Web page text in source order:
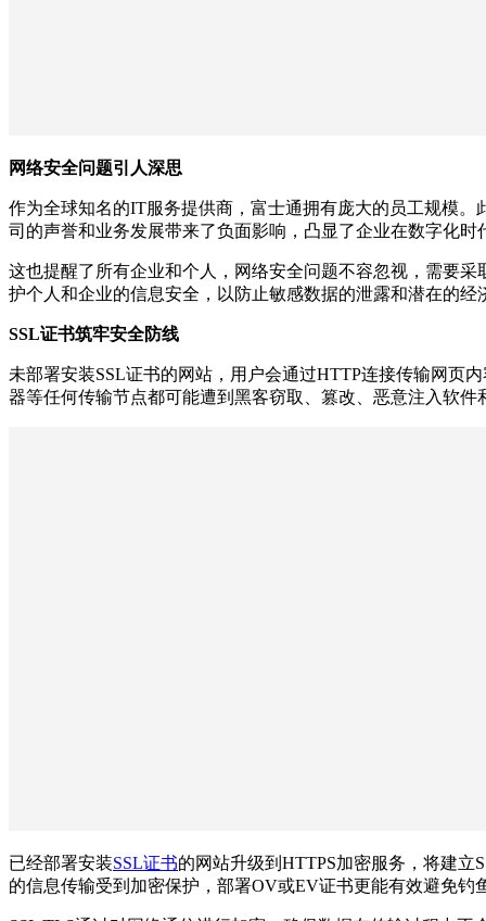
网络安全问题引人深思
作为全球知名的IT服务提供商，富士通拥有庞大的员工规模。
司的声誉和业务发展带来了负面影响，凸显了企业在数字化时
这也提醒了所有企业和个人，网络安全问题不容忽视，需要采
护个人和企业的信息安全，以防止敏感数据的泄露和潜在的经
SSL证书筑牢安全防线
未部署安装SSL证书的网站，用户会通过HTTP连接传输网页
器等任何传输节点都可能遭到黑客窃取、篡改、恶意注入软件
已经部署安装SSL证书的网站升级到HTTPS加密服务，将建立
的信息传输受到加密保护，部署OV或EV证书更能有效避免钓